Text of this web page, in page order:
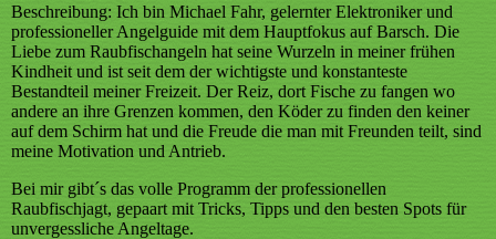
Beschreibung: Ich bin Michael Fahr, gelernter Elektroniker und
professioneller Angelguide mit dem Hauptfokus auf Barsch. Die
Liebe zum Raubfischangeln hat seine Wurzeln in meiner frühen
Kindheit und ist seit dem der wichtigste und konstanteste
Bestandteil meiner Freizeit. Der Reiz, dort Fische zu fangen wo
andere an ihre Grenzen kommen, den Köder zu finden den keiner
auf dem Schirm hat und die Freude die man mit Freunden teilt, sind
meine Motivation und Antrieb.
Bei mir gibt´s das volle Programm der professionellen
Raubfischjagt, gepaart mit Tricks, Tipps und den besten Spots für
unvergessliche Angeltage.